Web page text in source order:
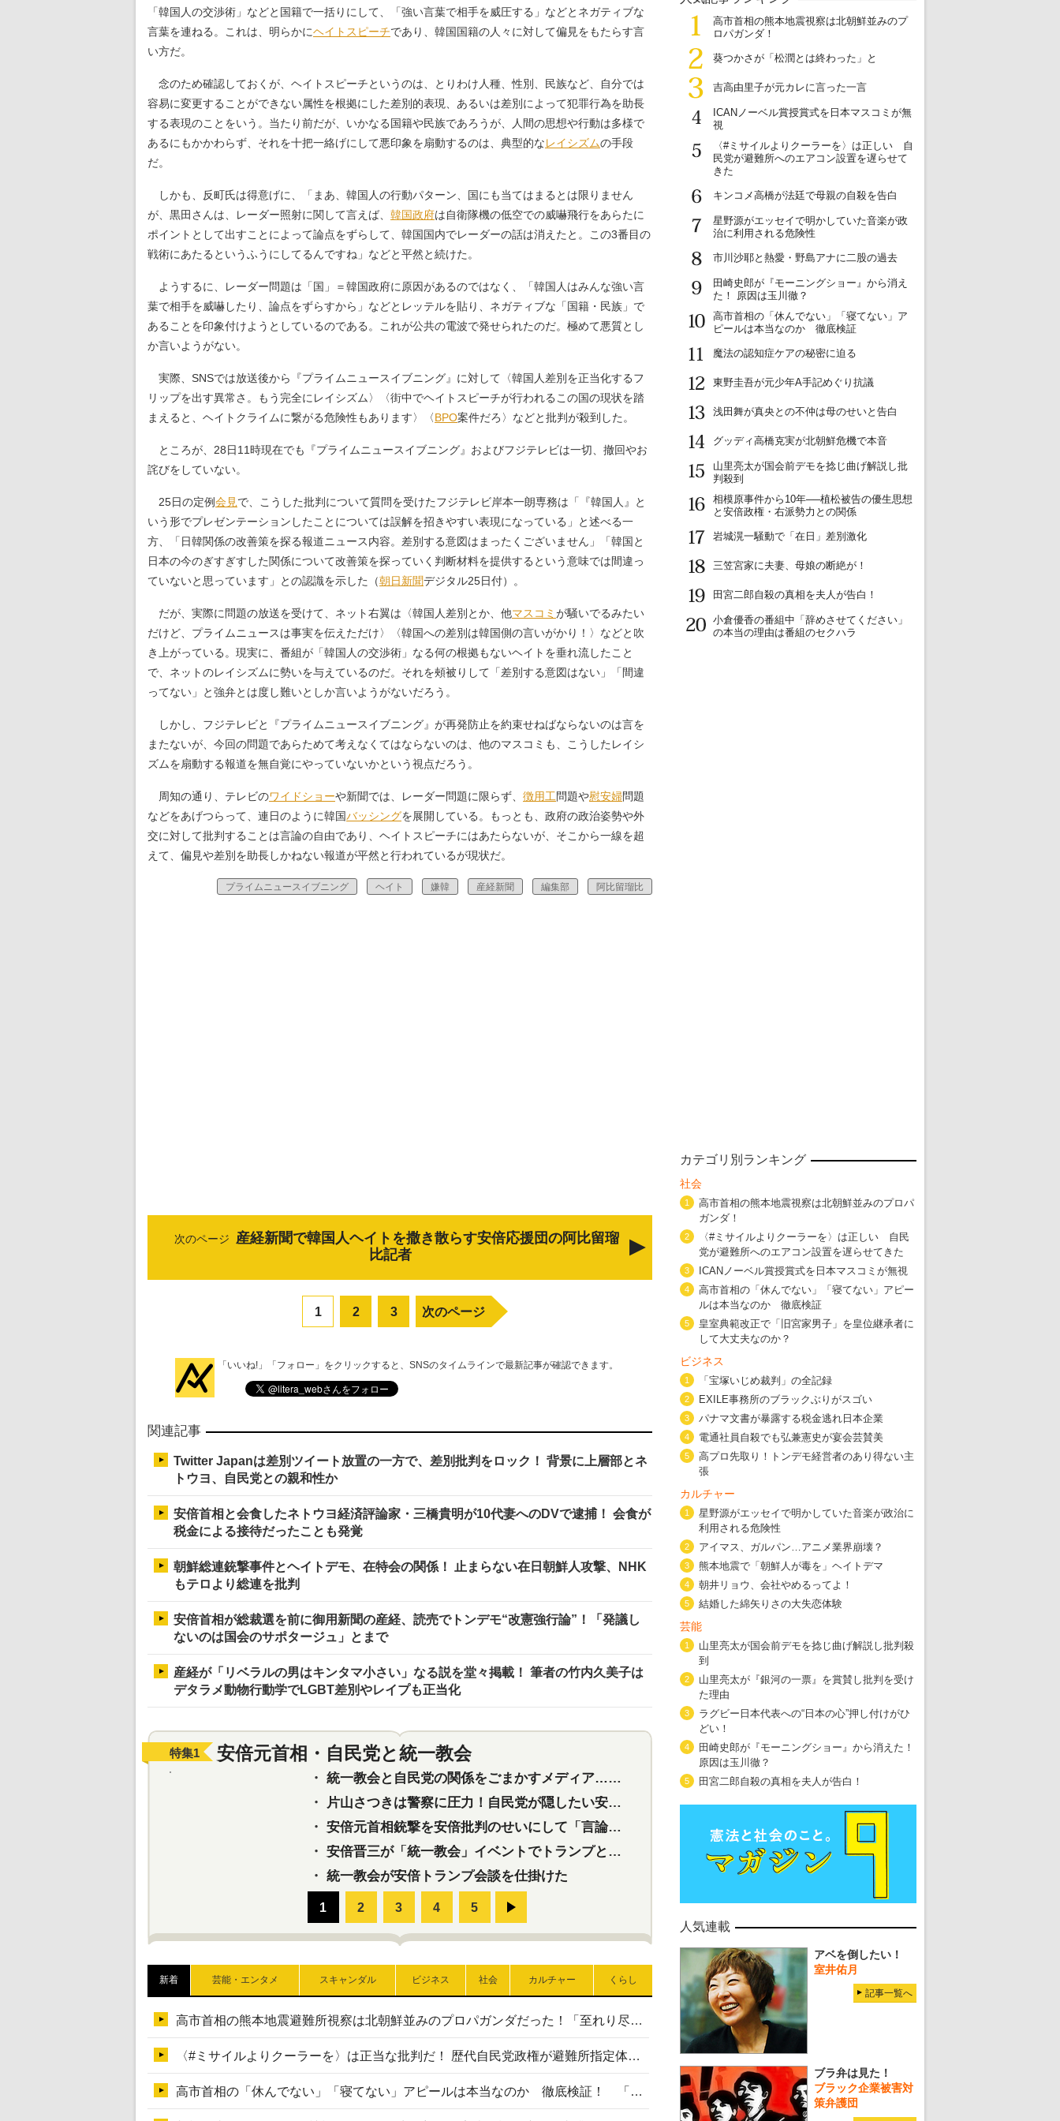
「韓国人の交渉術」などと国籍で一括りにして、「強い言葉で相手を威圧する」などとネガティブな
言葉を連ねる。これは、明らかにヘイトスピーチであり、韓国国籍の人々に対して偏見をもたらす言
い方だ。
念のため確認しておくが、ヘイトスピーチというのは、とりわけ人種、性別、民族など、自分では
容易に変更することができない属性を根拠にした差別的表現、あるいは差別によって犯罪行為を助長
する表現のことをいう。当たり前だが、いかなる国籍や民族であろうが、人間の思想や行動は多様で
あるにもかかわらず、それを十把一絡げにして悪印象を扇動するのは、典型的なレイシズムの手段
だ。
しかも、反町氏は得意げに、「まあ、韓国人の行動パターン、国にも当てはまるとは限りません
が、黒田さんは、レーダー照射に関して言えば、 韓国政府は自衛隊機の低空での威嚇飛行をあらたに
ポイントとして出すことによって論点をずらして、韓国国内でレーダーの話は消えたと。この3番目の
戦術にあたるというふうにしてるんですね」などと平然と続けた。
ようするに、レーダー問題は「国」＝韓国政府に原因があるのではなく、「韓国人はみんな強い言
葉で相手を威嚇したり、論点をずらすから」などとレッテルを貼り、ネガティブな「国籍・民族」で
あることを印象付けようとしているのである。これが公共の電波で発せられたのだ。極めて悪質とし
か言いようがない。
実際、SNSでは放送後から『プライムニュースイブニング』に対して〈韓国人差別を正当化するフ
リップを出す異常さ。もう完全にレイシズム〉〈街中でヘイトスピーチが行われるこの国の現状を踏
まえると、ヘイトクライムに繋がる危険性もあります〉〈BPO案件だろ〉などと批判が殺到した。
ところが、28日11時現在でも『プライムニュースイブニング』およびフジテレビは一切、撤回やお
詫びをしていない。
25日の定例会見で、こうした批判について質問を受けたフジテレビ岸本一朗専務は「『韓国人』と
いう形でプレゼンテーションしたことについては誤解を招きやすい表現になっている」と述べる一
方、「日韓関係の改善策を探る報道ニュース内容。差別する意図はまったくございません」「韓国と
日本の今のぎすぎすした関係について改善策を探っていく判断材料を提供するという意味では間違っ
ていないと思っています」との認識を示した（朝日新聞デジタル25日付）。
だが、実際に問題の放送を受けて、ネット右翼は〈韓国人差別とか、他マスコミ が騒いでるみたい
だけど、プライムニュースは事実を伝えただけ〉〈韓国への差別は韓国側の言いがかり！〉などと吹
き上がっている。現実に、番組が「韓国人の交渉術」なる何の根拠もないヘイトを垂れ流したこと
で、ネットのレイシズムに勢いを与えているのだ。それを頰被りして「差別する意図はない」「間違
ってない」と強弁とは度し難いとしか言いようがないだろう。
しかし、フジテレビと『プライムニュースイブニング』が再発防止を約束せねばならないのは言を
またないが、今回の問題であらためて考えなくてはならないのは、他のマスコミも、こうしたレイシ
ズムを扇動する報道を無自覚にやっていないかという視点だろう。
周知の通り、テレビのワイドショーや新聞では、レーダー問題に限らず、 徴用工問題や慰安婦問題
などをあげつらって、連日のように韓国バッシングを展開している。もっとも、政府の政治姿勢や外
交に対して批判することは言論の自由であり、ヘイトスピーチにはあたらないが、そこから一線を超
えて、偏見や差別を助長しかねない報道が平然と行われているが現状だ。
プライムニュースイブニング ヘイト 嫌韓 産経新聞 編集部 阿比留瑠比
次のページ
産経新聞で韓国人ヘイトを撒き散らす安倍応援団の阿比留瑠
比記者
1 2 3 次のページ
「いいね!」「フォロー」をクリックすると、SNSのタイムラインで最新記事が確認できます。
関連記事
Twitter Japanは差別ツイート放置の一方で、差別批判をロック！ 背景に上層部とネ
トウヨ、自民党との親和性か
安倍首相と会食したネトウヨ経済評論家・三橋貴明が10代妻へのDVで逮捕！ 会食が
税金による接待だったことも発覚
朝鮮総連銃撃事件とヘイトデモ、在特会の関係！ 止まらない在日朝鮮人攻撃、NHK
もテロより総連を批判
安倍首相が総裁選を前に御用新聞の産経、読売でトンデモ“改憲強行論”！「発議し
ないのは国会のサポタージュ」とまで
産経が「リベラルの男はキンタマ小さい」なる説を堂々掲載！ 筆者の竹内久美子は
デタラメ動物行動学でLGBT差別やレイプも正当化
特集1 安倍元首相・自民党と統一教会
・ 統一教会と自民党の関係をごまかすメディア…民放は有田芳生に発言自粛を要求
・
片山さつきは警察に圧力！自民党が隠したい安倍元首相と統一教会の深い関係
・ 安倍元首相銃撃を安倍批判のせいにして「言論封殺」に利用する自民党応援団
・ 安倍晋三が「統一教会」イベントでトランプと演説！同性婚や夫婦別姓を攻撃
・ 統一教会が安倍トランプ会談を仕掛けた
特集2 東京五輪強行開催特別企画 大ウソだら
・ 五輪入場行進にすぎやまこういちの曲、杉田水脈の
・ 大ウソだらけの東京五輪！ 安倍・菅・森はどんな嘘を
・
五輪サッカー・久保建英が南アの陽性者に「僕らに損ではない
・
五輪関係者が入国当日、築地を散歩！
・
五輪でIOCラウンジ以外にVIPルーム、広告代理店は物品購入
新着 芸能・エンタメ スキャンダル ビジネス 社会 カルチャー くらし
高市首相の熊本地震避難所視察は北朝鮮並みのプロパガンダだった！「至れり尽くせり」の選ばれた避難所の一方で実態は…
〈#ミサイルよりクーラーを〉は正当な批判だ！ 歴代自民党政権が避難所指定体育館へのエアコン設置を遅らせてきた客観的事実
高市首相の「休んでない」「寝てない」アピールは本当なのか 徹底検証！ 「資料読み込み」「アイロンがけ」も矛盾だらけ…
1
高市首相の熊本地震視察は北朝鮮並みのプ
ロパガンダ！
2
葵つかさが「松潤とは終わった」と
3
吉高由里子が元カレに言った一言
4
ICANノーベル賞授賞式を日本マスコミが無
視
5
〈#ミサイルよりクーラーを〉は正しい 自
民党が避難所へのエアコン設置を遅らせて
きた
6
キンコメ高橋が法廷で母親の自殺を告白
7
星野源がエッセイで明かしていた音楽が政
治に利用される危険性
8
市川沙耶と熱愛・野島アナに二股の過去
9
田崎史郎が『モーニングショー』から消え
た！ 原因は玉川徹？
10
高市首相の「休んでない」「寝てない」ア
ピールは本当なのか 徹底検証
11
魔法の認知症ケアの秘密に迫る
12
東野圭吾が元少年A手記めぐり抗議
13
浅田舞が真央との不仲は母のせいと告白
14
グッディ高橋克実が北朝鮮危機で本音
15
山里亮太が国会前デモを捻じ曲げ解説し批
判殺到
16
相模原事件から10年──植松被告の優生思想
と安倍政権・右派勢力との関係
17
岩城滉一騒動で「在日」差別激化
18
三笠宮家に夫妻、母娘の断絶が！
19
田宮二郎自殺の真相を夫人が告白！
20
小倉優香の番組中「辞めさせてください」
の本当の理由は番組のセクハラ
カテゴリ別ランキング
社会
1
高市首相の熊本地震視察は北朝鮮並みのプロパ
ガンダ！
2
〈#ミサイルよりクーラーを〉は正しい 自民
党が避難所へのエアコン設置を遅らせてきた
3 ICANノーベル賞授賞式を日本マスコミが無視
4
高市首相の「休んでない」「寝てない」アピー
ルは本当なのか 徹底検証
5
皇室典範改正で「旧宮家男子」を皇位継承者に
して大丈夫なのか？
ビジネス
1 「宝塚いじめ裁判」の全記録
2 EXILE事務所のブラックぶりがスゴい
3 パナマ文書が暴露する税金逃れ日本企業
4 電通社員自殺でも弘兼憲史が宴会芸賛美
5
高プロ先取り！トンデモ経営者のあり得ない主
張
カルチャー
1
星野源がエッセイで明かしていた音楽が政治に
利用される危険性
2 アイマス、ガルパン…アニメ業界崩壊？
3 熊本地震で「朝鮮人が毒を」ヘイトデマ
4 朝井リョウ、会社やめるってよ！
5 結婚した綿矢りさの大失恋体験
芸能
1
山里亮太が国会前デモを捻じ曲げ解説し批判殺
到
2
山里亮太が『銀河の一票』を賞賛し批判を受け
た理由
3
ラグビー日本代表への“日本の心”押し付けがひ
どい！
4
田崎史郎が『モーニングショー』から消えた！
原因は玉川徹？
5 田宮二郎自殺の真相を夫人が告白！
人気連載
アベを倒したい！
室井佑月
記事一覧へ
ブラ弁は見た！
ブラック企業被害対
策弁護団